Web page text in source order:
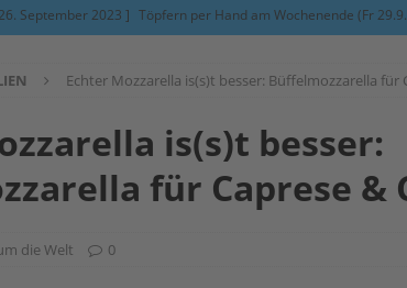
September 2023 ] Töpfern per Hand am Wochenende (Fr
Juni 2023 ] Töpfern am Abend – Schnupperkurse an der
Umfage: Wie gelingt eine zukunftsfähige
März 2023 ] Töpfern per Hand am Abend in Limburgerhof
Echter Mozzarella is(s)t besser: Büffelmozzarella für
is(s)t besser:
für Caprese &
die Welt 0